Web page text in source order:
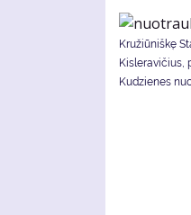
Kružiūniškę
Kisleravičius,
Kudzienes